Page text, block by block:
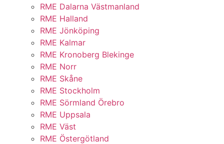
RME Dalarna Västmanland
RME Halland
RME Jönköping
RME Kalmar
RME Kronoberg Blekinge
RME Norr
RME Skåne
RME Stockholm
RME Sörmland Örebro
RME Uppsala
RME Väst
RME Östergötland